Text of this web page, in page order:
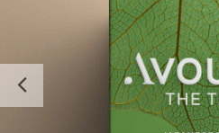
Zurück